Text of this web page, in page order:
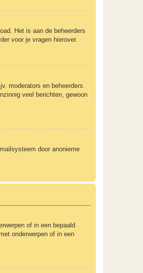
Het is aan de beheerders
voor je vragen hierover.
moderators en beheerders.
veel berichten, gewoon
door anonieme
of in een bepaald
onderwerpen of in een